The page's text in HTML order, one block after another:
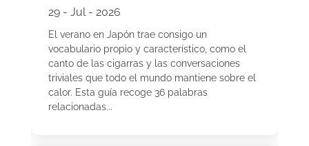
29 - Jul - 2026
El verano en Japón trae consigo un
vocabulario propio y característico, como el
canto de las cigarras y las conversaciones
triviales que todo el mundo mantiene sobre el
calor. Esta guía recoge 36 palabras
relacionadas...